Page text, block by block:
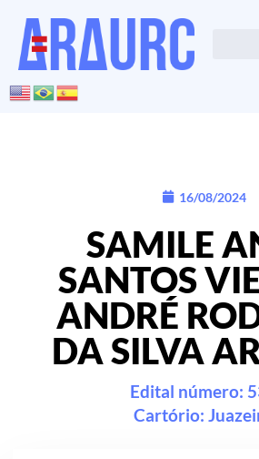
16/08/2024
SAMILE
SANTOS
ANDRÉ
DA SILVA
Edital número:
Cartório: